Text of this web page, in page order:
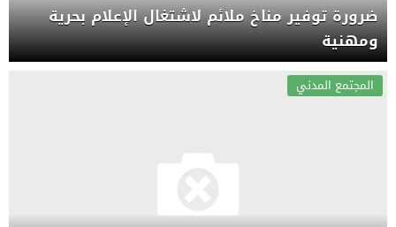
ضرورة توفير مناخ ملائم لاشتغال الإعلام بحرية
ومهنية
المجتمع المدني